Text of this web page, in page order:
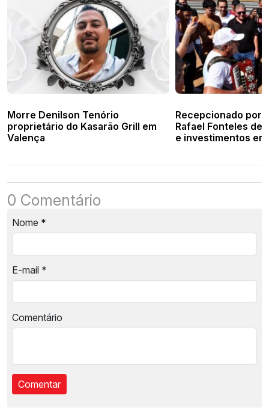
Morre Denilson Tenório
proprietário do Kasarão Grill em
Valença
Recepcionado por
Rafael Fonteles
e investimentos
0 Comentário
Nome *
E-mail *
Comentário